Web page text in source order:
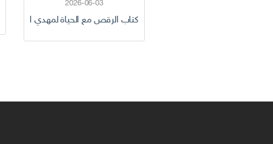
2026-06-03
كتاب الرقص مع الحياة لمهدي الموسوي